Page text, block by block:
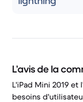
L’avis de la
L'iPad Mini 2019 et
besoins